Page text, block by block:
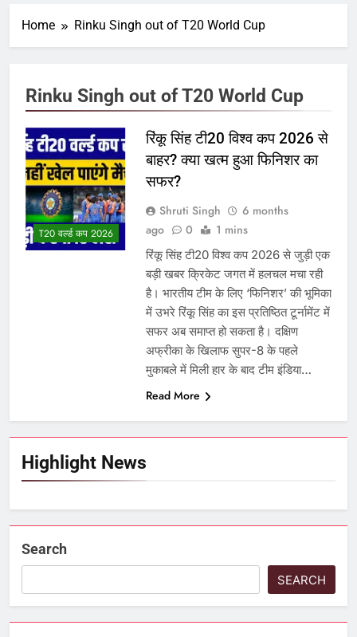
Home Rinku Singh out of T20 World Cup
Highlight News
Rinku Singh out of T20 World Cup
T20 वर्ल्ड कप 2026
रिंकू सिंह टी20 विश्व कप 2026 से
बाहर? क्या खत्म हुआ फिनिशर का
सफर?
Shruti Singh
6 months
ago
0 1 mins
रिंकू सिंह टी20 विश्व कप 2026 से जुड़ी एक
बड़ी खबर क्रिकेट जगत में हलचल मचा रही
है। भारतीय टीम के लिए ‘फिनिशर’ की भूमिका
में उभरे रिंकू सिंह का इस प्रतिष्ठित टूर्नामेंट में
सफर अब समाप्त हो सकता है। दक्षिण
अफ्रीका के खिलाफ सुपर-8 के पहले
मुकाबले में मिली हार के बाद टीम इंडिया…
Read More
Search
SEARCH